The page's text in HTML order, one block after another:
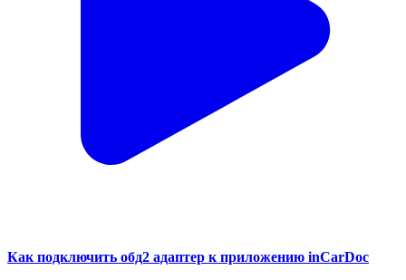
Как подключить обд2 адаптер к приложению inCarDoc